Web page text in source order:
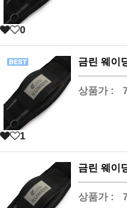
0
금린 웨이
상품가 :
1
금린 웨이
상품가 :